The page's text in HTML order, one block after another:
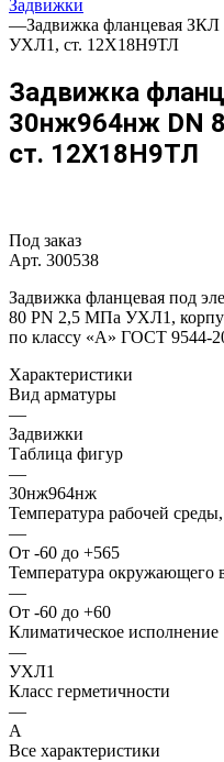
Задвижки
—Задвижка фланцевая
УХЛ1, ст. 12Х18Н9ТЛ
Задвижка
30нж964нж DN
ст. 12Х18Н9ТЛ
Под заказ
Арт. 300538
Задвижка фланцевая под
80 PN 2,5 МПа УХЛ1,
по классу «A» ГОСТ 9544-
Характеристики
Вид арматуры
—
Задвижки
Таблица фигур
—
30нж964нж
Температура рабочей
—
От -60 до +565
Температура окружающего
—
От -60 до +60
Климатическое исполнение
—
УХЛ1
Класс герметичности
—
А
Все характеристики